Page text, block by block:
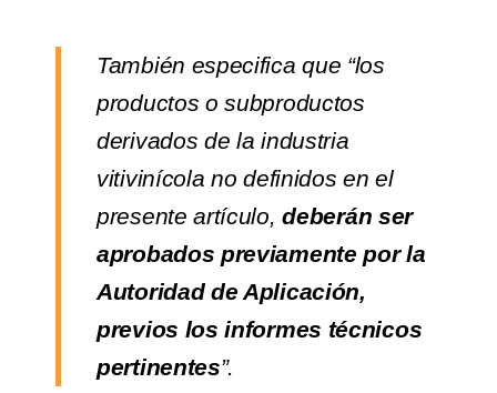
También especifica que “los
productos o subproductos
derivados de la industria
vitivinícola no definidos en el
presente artículo,deberán ser
aprobados previamente por la
Autoridad de Aplicación,
previos los informes técnicos
pertinentes”.